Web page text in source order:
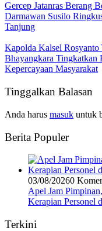
Gercep Jatanras Berang
Darmawan Susilo
Tanjung
Kapolda Kalsel
Bhayangkara Tingkatkan
Kepercayaan Masyarakat
Tinggalkan Balasan
Anda harus masuk untuk
Berita Populer
03/08/20260
Apel Jam
Kerapian Personel
Terkini